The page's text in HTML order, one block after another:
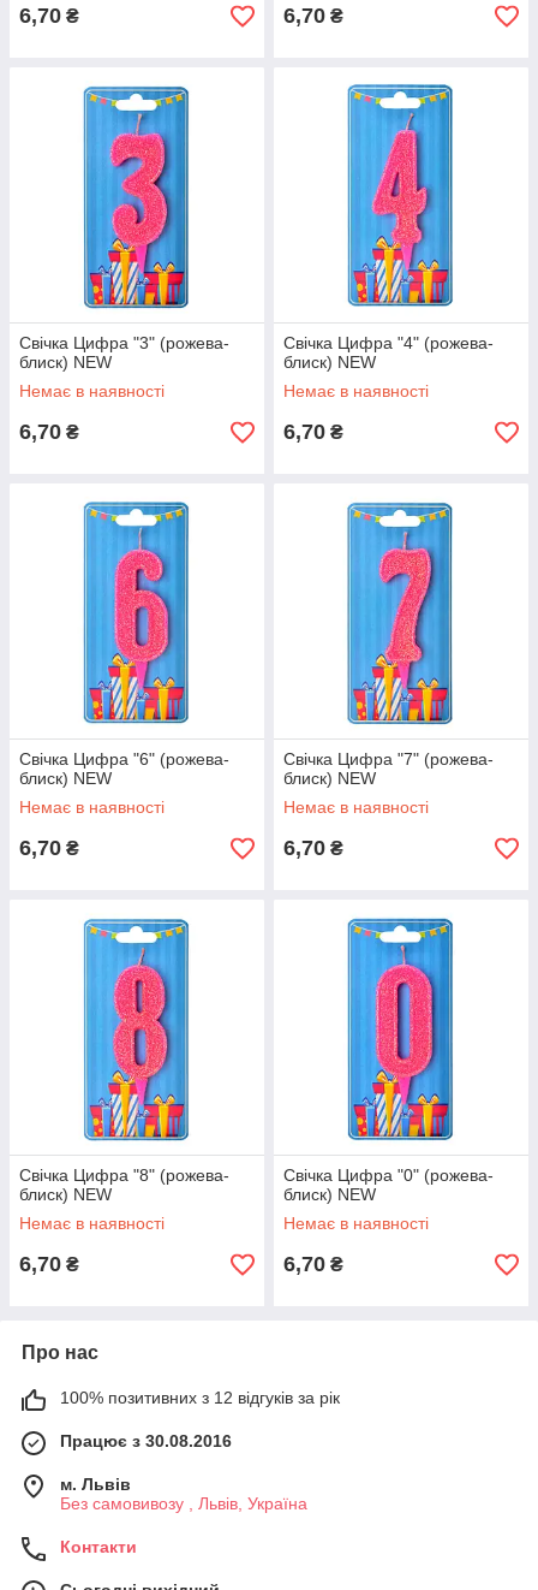
6,70 ₴ 6,70 ₴
Свічка Цифра "3" (рожева-
блиск) NEW
Немає в наявності
6,70 ₴
Свічка Цифра "4" (рожева-
блиск) NEW
Немає в наявності
6,70 ₴
Свічка Цифра "6" (рожева-
блиск) NEW
Немає в наявності
6,70 ₴
Свічка Цифра "7" (рожева-
блиск) NEW
Немає в наявності
6,70 ₴
Свічка Цифра "8" (рожева-
блиск) NEW
Немає в наявності
6,70 ₴
Свічка Цифра "0" (рожева-
блиск) NEW
Немає в наявності
6,70 ₴
Про нас
100% позитивних з 12 відгуків за рік
Працює з 30.08.2016
м. Львів
Без самовивозу , Львів, Україна
Контакти